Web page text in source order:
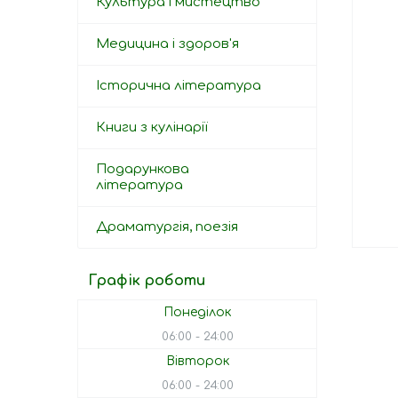
Медицина і здоров'я
Історична література
Книги з кулінарії
Подарункова
література
Драматургія, поезія
Графік роботи
Понеділок
06:00 24:00
Вівторок
06:00 24:00